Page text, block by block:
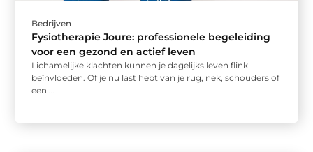
Bedrijven
Fysiotherapie Joure: professionele begeleiding
voor een gezond en actief leven
Lichamelijke klachten kunnen je dagelijks leven flink
beïnvloeden. Of je nu last hebt van je rug, nek, schouders of
een ...